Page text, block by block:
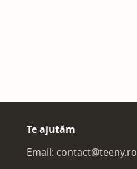
Te ajutăm
Email: contact@teeny.ro